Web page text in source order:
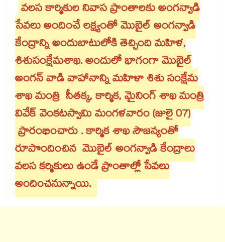
వలస కార్మికుల నివాస ప్రాంతాలకు అంగన్వాడి
సేవలు అందించే లక్ష్యంతో మొబైల్ అంగన్వాడి
కేంద్రాన్ని అందుబాటులోకి తెచ్చింది మహిళ,
శిశుసంక్షేమశాఖ. అందులో భాగంగా మొబైల్
అంగన్ వాడి వాహానాన్ని మహిళా శిశు సంక్షేమ
శాఖ మంత్రి సీతక్క, కార్మిక, మైనింగ్ శాఖ మంత్రి
వివేక్ వెంకటస్వామి మంగళవారం (జులై 07)
ప్రారంభించారు . కార్మిక శాఖ సౌజన్యంతో
రూపొందించిన మొబైల్ అంగన్వాడి కేంద్రాలు
వలస కర్మికులు ఉండే ప్రాంతాల్లో సేవలు
అందించనున్నాయి.